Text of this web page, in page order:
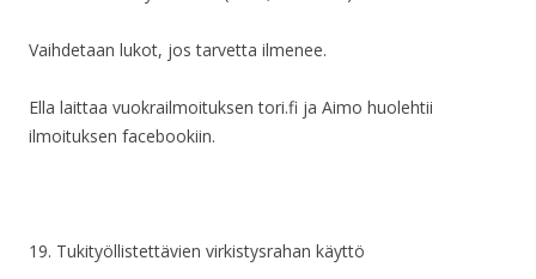
Vaihdetaan lukot, jos tarvetta ilmenee.
Ella laittaa vuokrailmoituksen tori.fi ja Aimo huolehtii
ilmoituksen facebookiin.
19. Tukityöllistettävien virkistysrahan käyttö